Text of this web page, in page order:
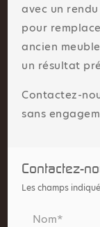
avec un
pour
ancien
un résultat
Contactez-
sans
Contactez-
Les champs
Nom*